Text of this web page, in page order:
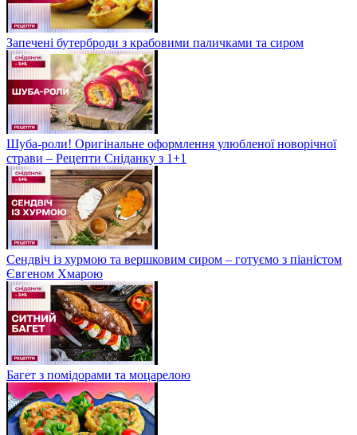
Запечені бутерброди з крабовими паличками та сиром
Шуба-роли! Оригінальне оформлення улюбленої новорічної
страви – Рецепти Сніданку з 1+1
Сендвіч із хурмою та вершковим сиром – готуємо з піаністом
Євгеном Хмарою
Багет з помідорами та моцарелою